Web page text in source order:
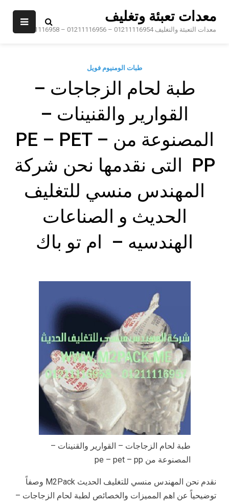
content
معدات تعبئة وتغليف
معدات التعبئة والتغليف 01211116954 – 01211116956 – 01211116958
طبات الومنيوم فويل
طبة لحام الزجاجات –
القوارير والقنينات –
المصنوعة من PE – PET –
PP التى نقدمها نحن شركة
المهندس منسي للتغليف
الحديث و الصناعات
الهندسيه – ام تو باك
طبة لحام الزجاجات – القوارير والقنينات –
المصنوعة من pe – pet – pp
نقدم نحن المهندس منسي للتغليف الحديث M2Pack وصفاً
توضيحياً عن اهم المميزات والخصائص لطبة لحام الزجاجات –